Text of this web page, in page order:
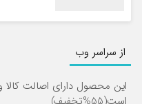
از سراسر وب
این محصول دارای اصالت